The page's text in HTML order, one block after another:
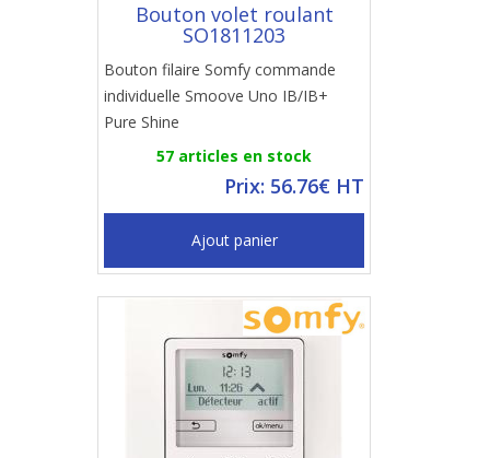
Bouton volet roulant
SO1811203
Bouton filaire Somfy commande
individuelle Smoove Uno IB/IB+
Pure Shine
57 articles en stock
Prix: 56.76€ HT
Ajout panier